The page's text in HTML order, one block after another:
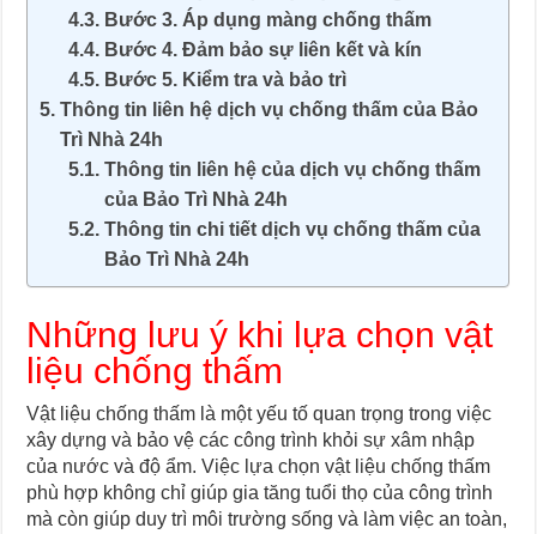
Bước 3. Áp dụng màng chống thấm
Bước 4. Đảm bảo sự liên kết và kín
Bước 5. Kiểm tra và bảo trì
Thông tin liên hệ dịch vụ chống thấm của Bảo
Trì Nhà 24h
Thông tin liên hệ của dịch vụ chống thấm
của Bảo Trì Nhà 24h
Thông tin chi tiết dịch vụ chống thấm của
Bảo Trì Nhà 24h
Những lưu ý khi lựa chọn vật
liệu chống thấm
Vật liệu chống thấm là một yếu tố quan trọng trong việc
xây dựng và bảo vệ các công trình khỏi sự xâm nhập
của nước và độ ẩm. Việc lựa chọn vật liệu chống thấm
phù hợp không chỉ giúp gia tăng tuổi thọ của công trình
mà còn giúp duy trì môi trường sống và làm việc an toàn,